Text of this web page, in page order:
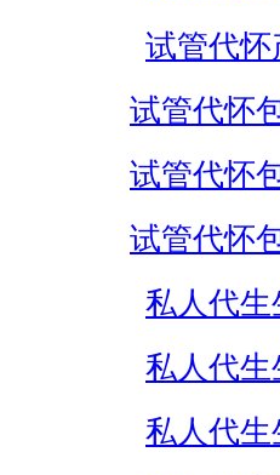
试管代怀
试管代怀
试管代怀
试管代怀
私人代生
私人代生
私人代生